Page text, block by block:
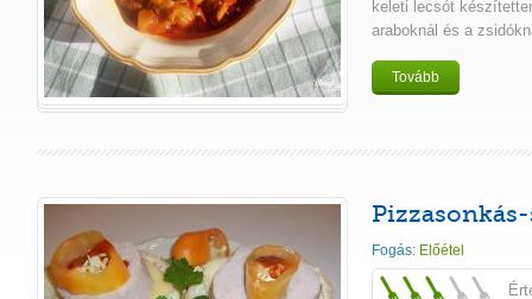
keleti lecsót
araboknál és a
Tovább
Fogás: Előétel